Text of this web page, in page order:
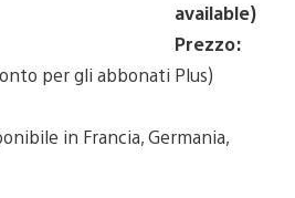
available)
Prezzo:
per gli abbonati Plus)
in Francia, Germania,